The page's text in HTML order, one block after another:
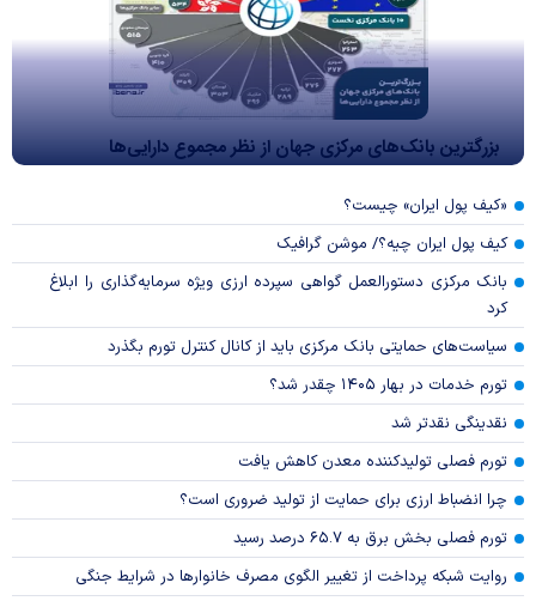
بزرگترین بانک‌های مرکزی جهان از نظر مجموع دارایی‌ها
«کیف پول ایران» چیست؟
کیف پول ایران چیه؟/ موشن گرافیک
بانک مرکزی دستورالعمل گواهی سپرده ارزی ویژه سرمایه‌گذاری را ابلاغ
کرد
سیاست‌های حمایتی بانک مرکزی باید از کانال کنترل تورم بگذرد
تورم خدمات در بهار ۱۴۰۵ چقدر شد؟
نقدینگی نقدتر شد
تورم فصلی تولیدکننده معدن کاهش یافت
چرا انضباط ارزی برای حمایت از تولید ضروری است؟
تورم فصلی بخش برق به ۶۵.۷ درصد رسید
روایت شبکه پرداخت از تغییر الگوی مصرف خانوار‌ها در شرایط جنگی